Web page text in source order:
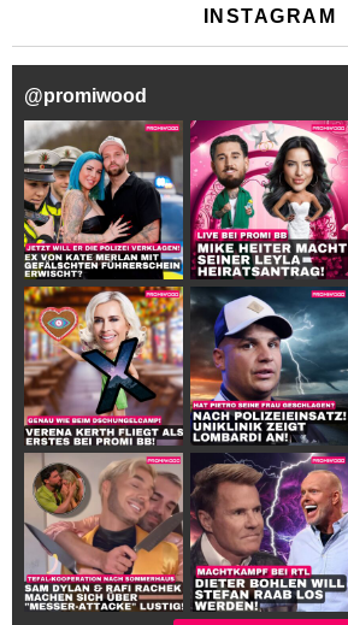
INSTAGRAM
@promiwood